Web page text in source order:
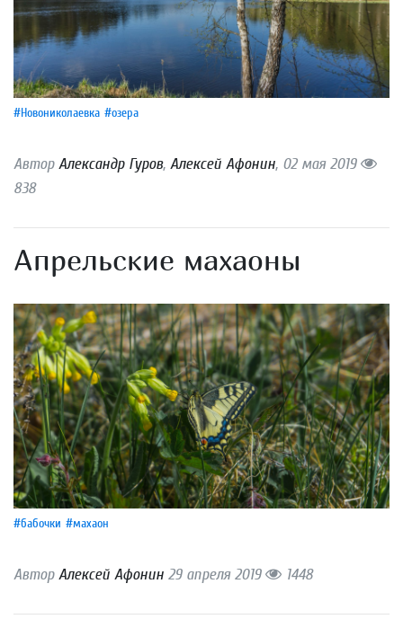
#Новониколаевка #озера
АвторАлександр Гуров, Алексей Афонин, 02 мая 2019
838
Апрельские махаоны
#бабочки #махаон
АвторАлексей Афонин 29 апреля 2019 1448